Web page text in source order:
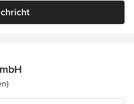
von 5 Sternen